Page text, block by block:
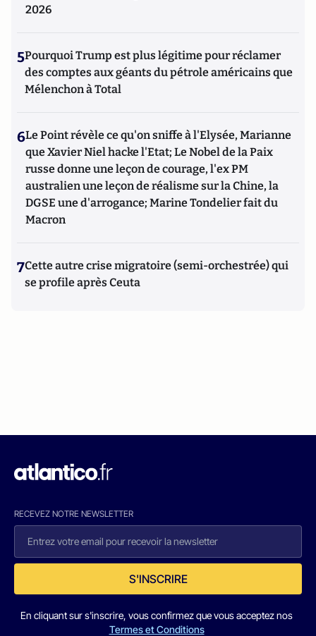
2026
5Pourquoi Trump est plus légitime pour réclamer
des comptes aux géants du pétrole américains que
Mélenchon à Total
6Le Point révèle ce qu'on sniffe à l'Elysée, Marianne
que Xavier Niel hacke l'Etat; Le Nobel de la Paix
russe donne une leçon de courage, l'ex PM
australien une leçon de réalisme sur la Chine, la
DGSE une d'arrogance; Marine Tondelier fait du
Macron
7Cette autre crise migratoire (semi-orchestrée) qui
se profile après Ceuta
RECEVEZ NOTRE NEWSLETTER
S'INSCRIRE
En cliquant sur s'inscrire, vous confirmez que vous acceptez nos
Termes et Conditions